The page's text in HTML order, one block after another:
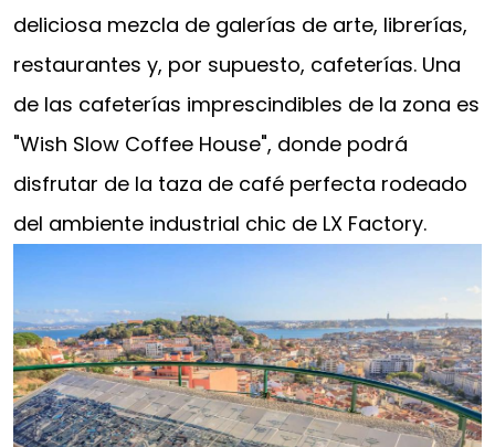
deliciosa mezcla de galerías de arte, librerías,
restaurantes y, por supuesto, cafeterías. Una
de las cafeterías imprescindibles de la zona es
"Wish Slow Coffee House", donde podrá
disfrutar de la taza de café perfecta rodeado
del ambiente industrial chic de LX Factory.